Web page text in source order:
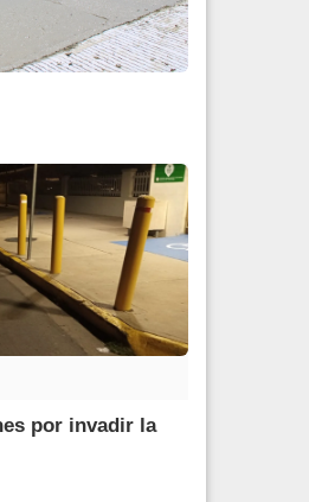
del socavón
por invadir la